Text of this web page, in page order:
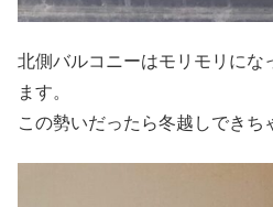
北側バルコニーはモリモリにな
ます。
この勢いだったら冬越しできち